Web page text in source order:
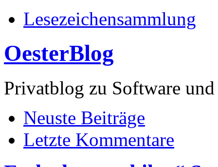
Lesezeichensammlung
OesterBlog
Privatblog zu Software
Neuste Beiträge
Letzte Kommentare